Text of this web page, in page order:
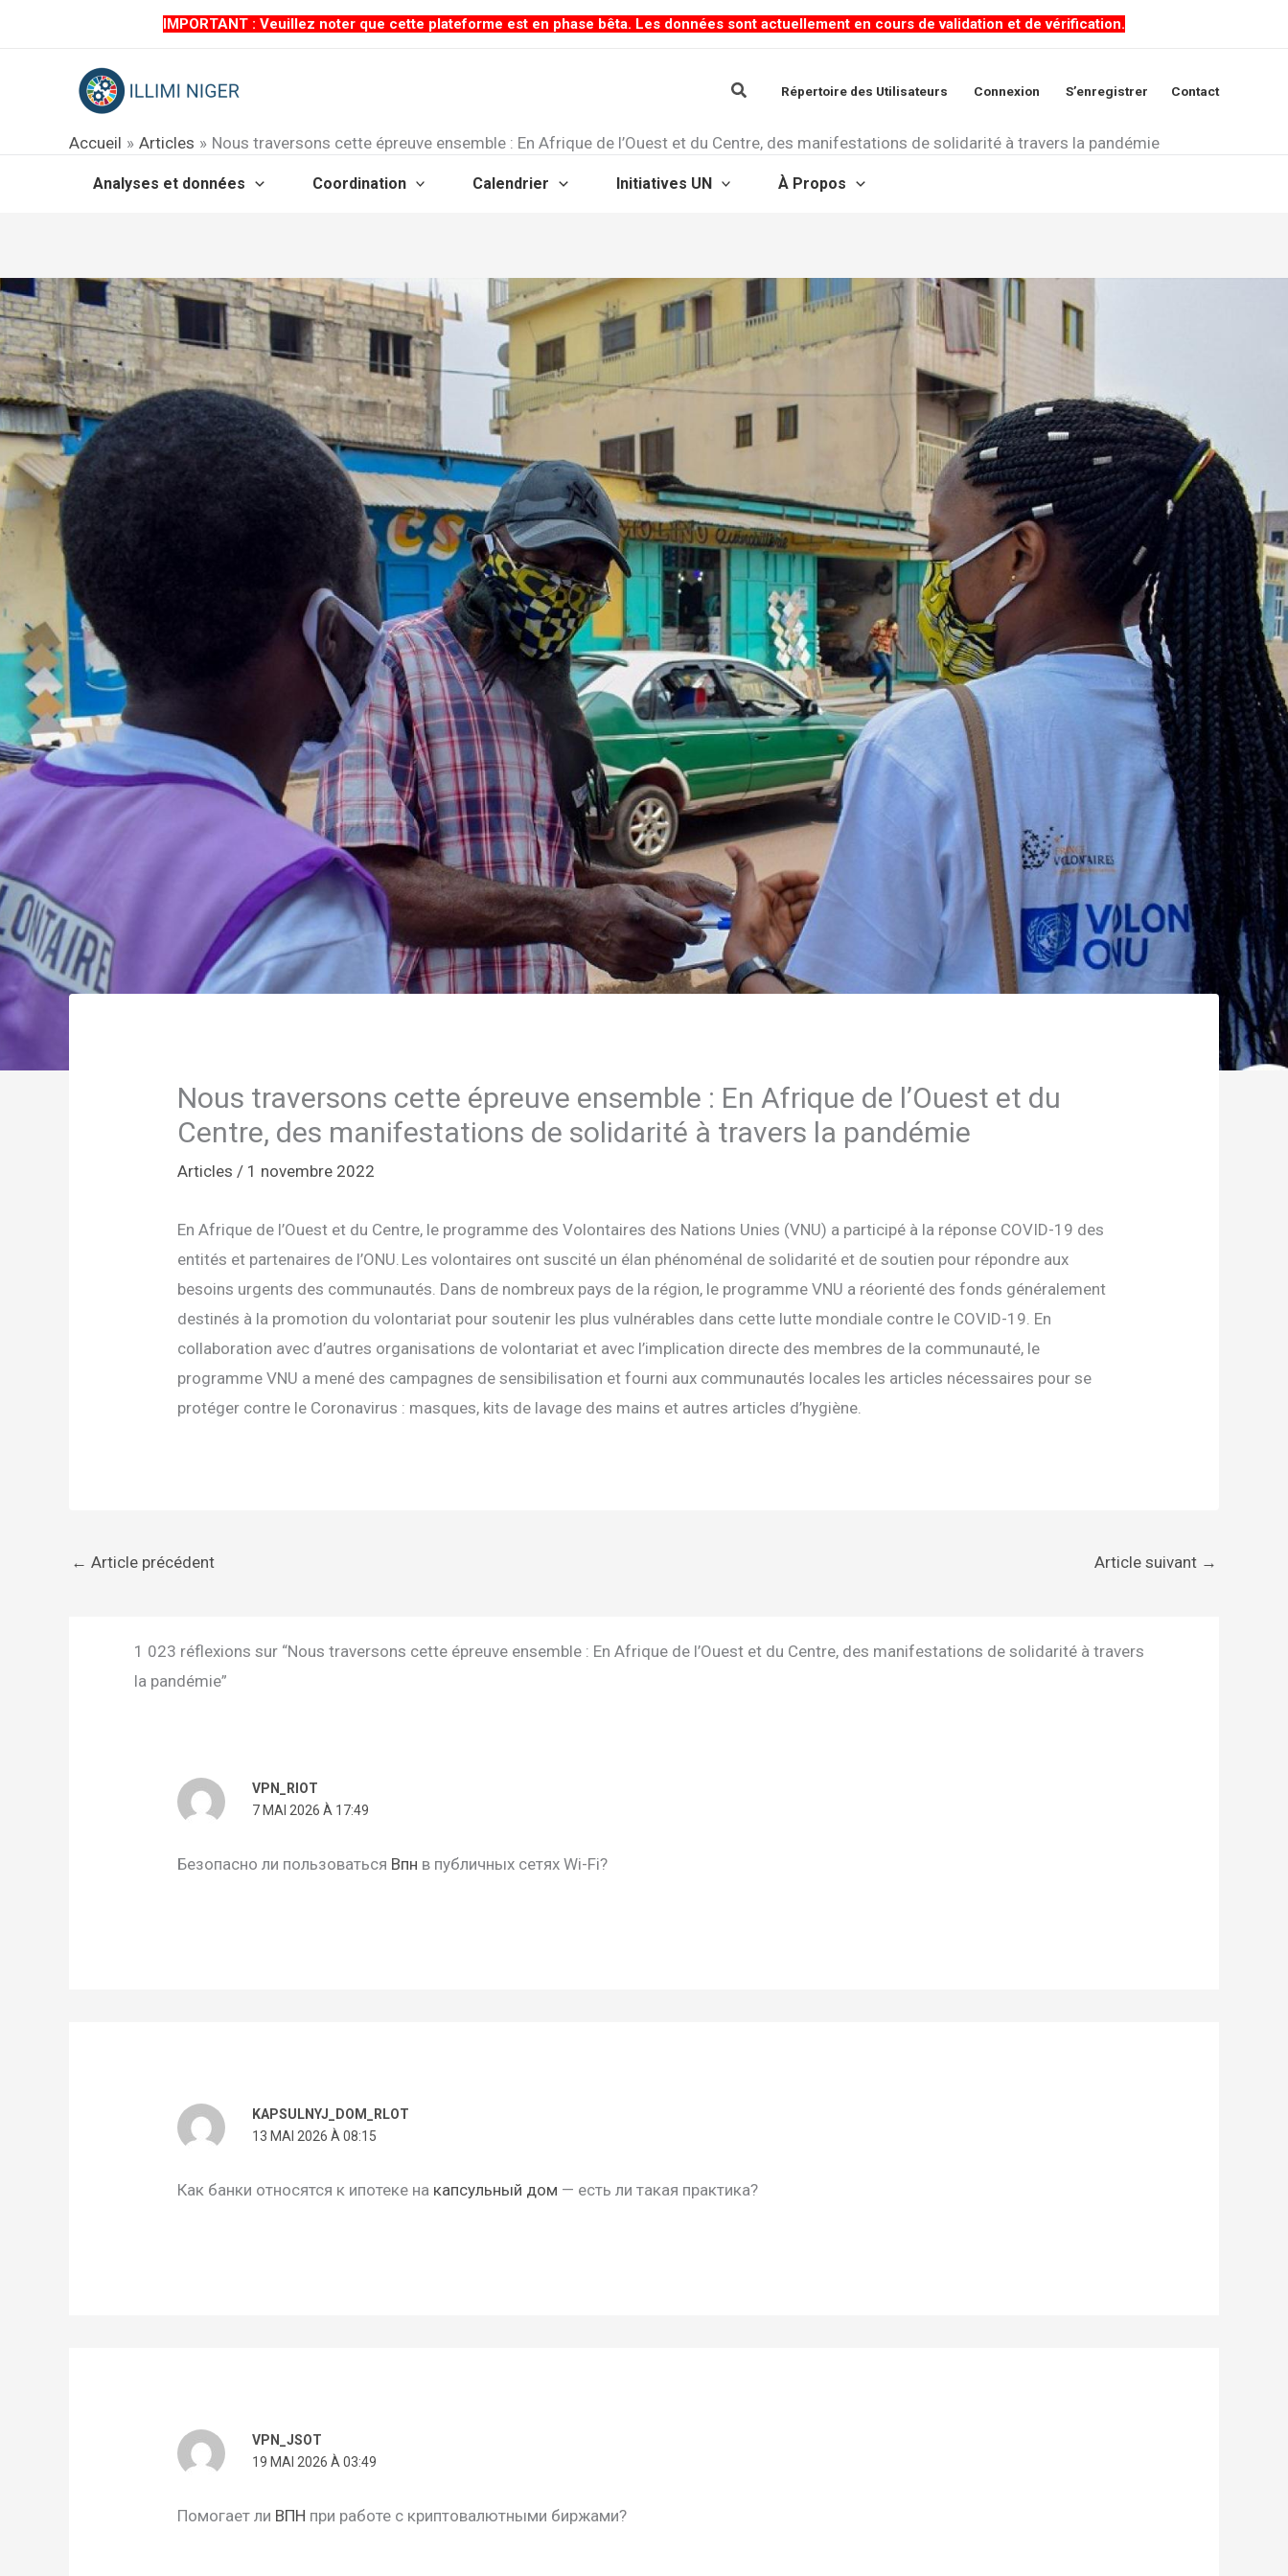
IMPORTANT : Veuillez noter que cette plateforme est en phase bêta. Les données sont actuellement en cours de validation et de vérification.
RechercherRépertoire des Utilisateurs Connexion S’enregistrer Contact
Accueil Articles Nous traversons cette épreuve ensemble : En Afrique de l’Ouest et du Centre, des manifestations de solidarité à travers la pandémie
Analyses et données Coordination Calendrier Initiatives UN À Propos
Nous traversons cette épreuve ensemble : En Afrique de l’Ouest et du
Centre, des manifestations de solidarité à travers la pandémie
Articles / 1 novembre 2022
En Afrique de l’Ouest et du Centre, le programme des Volontaires des Nations Unies (VNU) a participé à la réponse COVID-19 des
entités et partenaires de l’ONU. Les volontaires ont suscité un élan phénoménal de solidarité et de soutien pour répondre aux
besoins urgents des communautés. Dans de nombreux pays de la région, le programme VNU a réorienté des fonds généralement
destinés à la promotion du volontariat pour soutenir les plus vulnérables dans cette lutte mondiale contre le COVID-19. En
collaboration avec d’autres organisations de volontariat et avec l’implication directe des membres de la communauté, le
programme VNU a mené des campagnes de sensibilisation et fourni aux communautés locales les articles nécessaires pour se
protéger contre le Coronavirus : masques, kits de lavage des mains et autres articles d’hygiène.
← Article précédent Article suivant →
1 023 réflexions sur “Nous traversons cette épreuve ensemble : En Afrique de l’Ouest et du Centre, des manifestations de solidarité à travers
la pandémie”
VPN_RIOT
7 MAI 2026 À 17:49
Безопасно ли пользоваться Впн в публичных сетях Wi-Fi?
KAPSULNYJ_DOM_RLOT
13 MAI 2026 À 08:15
Как банки относятся к ипотеке на капсульный дом — есть ли такая практика?
VPN_JSOT
19 MAI 2026 À 03:49
Помогает ли ВПН при работе с криптовалютными биржами?